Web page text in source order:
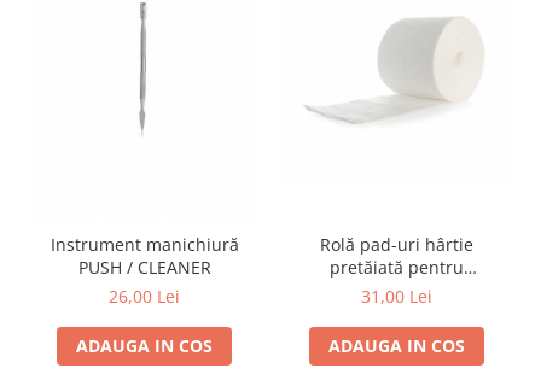
Instrument manichiură
PUSH / CLEANER
26,00 Lei
ADAUGA IN COS
Rolă pad-uri hârtie
pretăiată pentru
manichiură
31,00 Lei
ADAUGA IN COS